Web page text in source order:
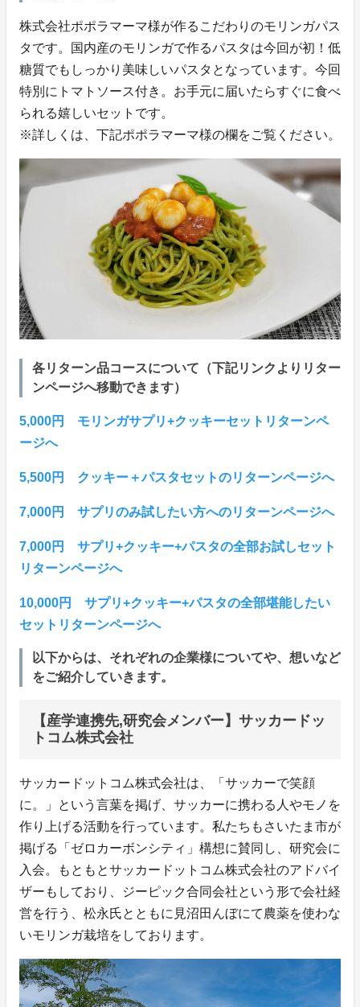
株式会社ポポラマーマ様が作るこだわりのモリンガパス
タです。国内産のモリンガで作るパスタは今回が初！低
糖質でもしっかり美味しいパスタとなっています。今回
特別にトマトソース付き。お手元に届いたらすぐに食べ
られる嬉しいセットです。
※詳しくは、下記ポポラマーマ様の欄をご覧ください。
各リターン品コースについて（下記リンクよりリター
ンページへ移動できます）
5,000円 モリンガサプリ+クッキーセットリターンペ
ージへ
5,500円 クッキー＋パスタセットのリターンページへ
7,000円 サプリのみ試したい方へのリターンページへ
7,000円 サプリ+クッキー+パスタの全部お試しセット
リターンページへ
10,000円 サプリ+クッキー+パスタの全部堪能したい
セットリターンページへ
以下からは、それぞれの企業様についてや、想いなど
をご紹介していきます。
【産学連携先,研究会メンバー】サッカードッ
トコム株式会社
サッカードットコム株式会社は、「サッカーで笑顔
に。」という言葉を掲げ、サッカーに携わる人やモノを
作り上げる活動を行っています。私たちもさいたま市が
掲げる「ゼロカーボンシティ」構想に賛同し、研究会に
入会。もともとサッカードットコム株式会社のアドバイ
ザーもしており、ジーピック合同会社という形で会社経
営を行う、松永氏とともに見沼田んぼにて農薬を使わな
いモリンガ栽培をしております。